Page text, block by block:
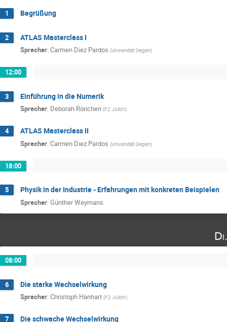
1 Begrüßung
2 ATLAS Masterclass I
Sprecher: Carmen Diez Pardos (Universität Siegen)
12:00
3 Einführung in die Numerik
Sprecher: Deborah Rönchen (FZ Jülich)
4 ATLAS Masterclass II
Sprecher: Carmen Diez Pardos (Universität Siegen)
18:00
5 Physik in der Industrie - Erfahrungen mit konkreten Beispielen
Sprecher: Günther Weymans
08:00
6 Die starke Wechselwirkung
Sprecher: Christoph Hanhart (FZ Jülich)
7 Die schwache Wechselwirkung